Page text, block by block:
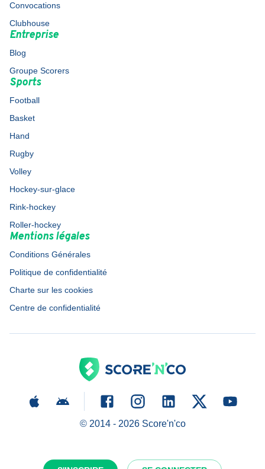
Convocations
Clubhouse
Entreprise
Blog
Groupe Scorers
Sports
Football
Basket
Hand
Rugby
Volley
Hockey-sur-glace
Rink-hockey
Roller-hockey
Mentions légales
Conditions Générales
Politique de confidentialité
Charte sur les cookies
Centre de confidentialité
© 2014 - 2026Score'n'co